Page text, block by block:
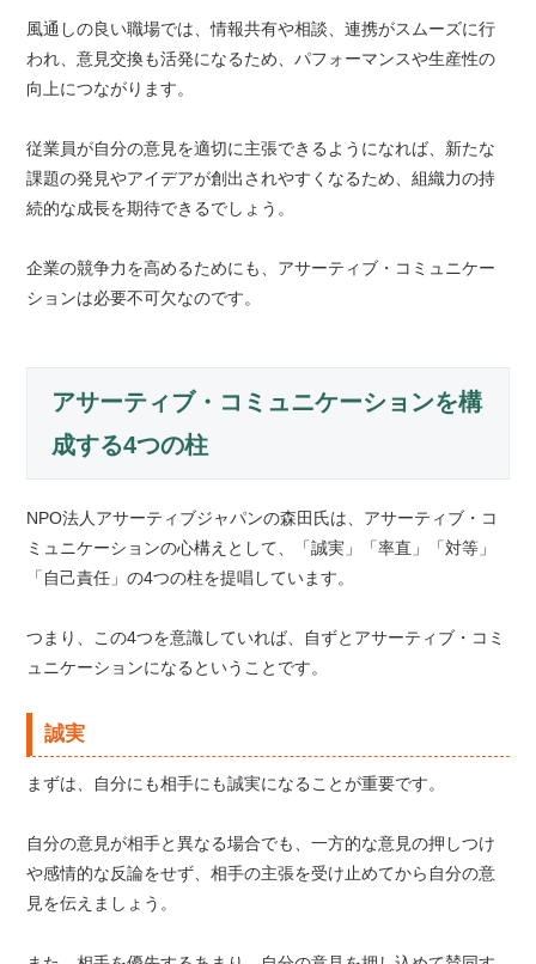
風通しの良い職場では、情報共有や相談、連携がスムーズに行
われ、意見交換も活発になるため、パフォーマンスや生産性の
向上につながります。
従業員が自分の意見を適切に主張できるようになれば、新たな
課題の発見やアイデアが創出されやすくなるため、組織力の持
続的な成長を期待できるでしょう。
企業の競争力を高めるためにも、アサーティブ・コミュニケー
ションは必要不可欠なのです。
アサーティブ・コミュニケーションを構
成する4つの柱
NPO法人アサーティブジャパンの森田氏は、アサーティブ・コ
ミュニケーションの心構えとして、「誠実」「率直」「対等」
「自己責任」の4つの柱を提唱しています。
つまり、この4つを意識していれば、自ずとアサーティブ・コミ
ュニケーションになるということです。
誠実
まずは、自分にも相手にも誠実になることが重要です。
自分の意見が相手と異なる場合でも、一方的な意見の押しつけ
や感情的な反論をせず、相手の主張を受け止めてから自分の意
見を伝えましょう。